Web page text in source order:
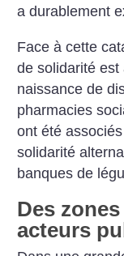
a durablement
Face à cette
de solidarité est
naissance de
pharmacies
ont été
solidarité
banques de
Des
acteurs